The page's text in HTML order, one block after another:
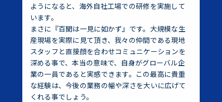
ようになると、海外自社工場での研修を実施して
います。
まさに『百聞は一見に如かず』です。大規模な生
産現場を実際に見て頂き、我々の仲間である現地
スタッフと直接顔を合わせコミュニケーションを
深める事で、本当の意味で、自身がグローバル企
業の一員であると実感できます。この最高に貴重
な経験は、今後の業務の幅や深さを大いに広げて
くれる事でしょう。